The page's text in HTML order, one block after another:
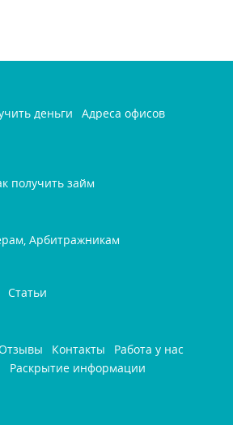
деньги
Адреса офисо
получить займ
Арбитражникам
Статьи
Контакты
Работа у нас
Раскрытие информации